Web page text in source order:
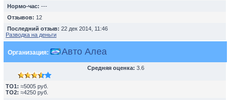
Нормо-час: ---
Отзывов: 12
Последний отзыв: 22 дек 2014, 11:46
Разводка на деньги
Организация: Авто Алеа
Средняя оценка: 3.6
TO1: ≈5005 руб.
TO2: ≈4250 руб.